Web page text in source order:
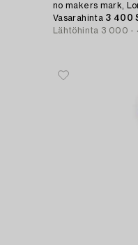
no makers mark,
Vasarahinta 3 400
Lähtöhinta 3 000 -